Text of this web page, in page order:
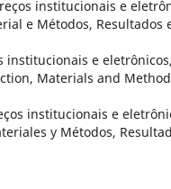
institucionais e
e Métodos, Resultados
institucionais e
Materials and
institucionais e
y Métodos,